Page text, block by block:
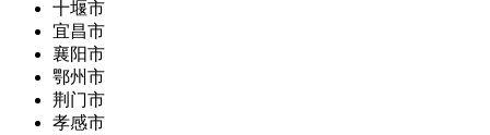
十堰市
宜昌市
襄阳市
鄂州市
荆门市
孝感市